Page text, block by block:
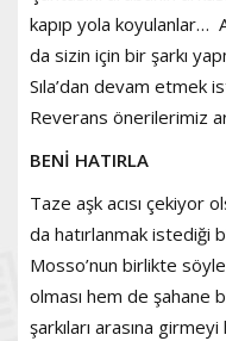
kapıp yola koyulanlar…
da sizin için bir şarkı
Sıla’dan devam etmek
Reverans önerilerimiz
BENİ HATIRLA
Taze aşk acısı çekiyor
da hatırlanmak istediği
Mosso’nun birlikte
olması hem de şahane
şarkıları arasına